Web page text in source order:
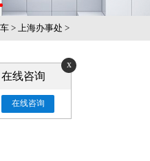
> 上海办事处 >
x
线咨询
在线咨询